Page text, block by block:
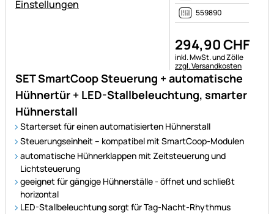
SET SmartCoop Steuerung + automatische
Hühnertür + LED-Stallbeleuchtung, smarter
Hühnerstall
Starterset für einen automatisierten Hühnerstall
Steuerungseinheit – kompatibel mit SmartCoop-Modulen
automatische Hühnerklappen mit Zeitsteuerung und
Lichtsteuerung
geeignet für gängige Hühnerställe - öffnet und schließt
horizontal
LED-Stallbeleuchtung sorgt für Tag-Nacht-Rhythmus
559890
294,90CHF
Steuerhinweis:
inkl. MwSt. und Zölle
zzgl. Versandkosten